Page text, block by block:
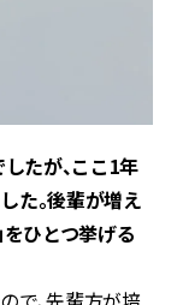
たが、ここ1年
た。後輩が増え
をひとつ挙げる